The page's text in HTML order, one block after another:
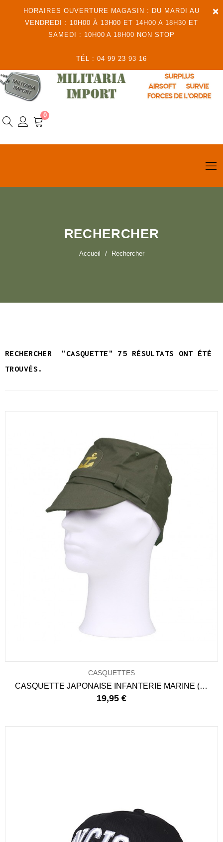
×
HORAIRES OUVERTURE MAGASIN : DU MARDI AU
VENDREDI : 10H00 À 13H00 ET 14H00 A 18H30 ET
SAMEDI : 10H00 A 18H00 NON STOP
TÉL : 04 99 23 93 16
0
RECHERCHER
Accueil Rechercher
RECHERCHER "CASQUETTE" 75 RÉSULTATS ONT ÉTÉ
TROUVÉS.
CASQUETTES
CASQUETTE JAPONAISE INFANTERIE MARINE (REPRO)
19,95 €